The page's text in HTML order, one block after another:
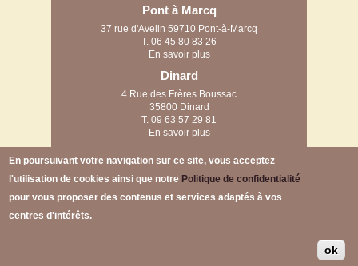
Pont à Marcq
37 rue d'Avelin 59710 Pont-à-Marcq
T. 06 45 80 83 26
En savoir plus
Dinard
4 Rue des Frères Boussac
35800 Dinard
T. 09 63 57 29 81
En savoir plus
Arras
62223 Anzin-Saint-Aubin
En poursuivant votre navigation sur ce site, vous acceptez
l'utilisation de cookies ainsi que notre Politique de confidentialité
pour vous proposer des contenus et services adaptés à vos
centres d'intérêts.
ok